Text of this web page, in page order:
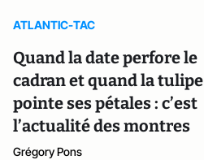
ATLANTIC-TAC
Quand la date perfore le
cadran et quand la tulipe
pointe ses pétales : c’est
l’actualité des montres
Grégory Pons